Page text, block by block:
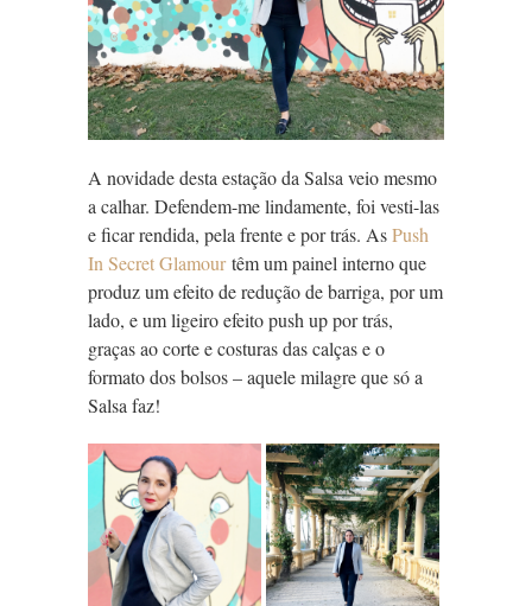
A novidade desta estação da Salsa veio mesmo
a calhar. Defendem-me lindamente, foi vesti-las
e ficar rendida, pela frente e por trás. AsPush
In Secret Glamourtêm um painel interno que
produz um efeito de redução de barriga, por um
lado, e um ligeiro efeito push up por trás,
graças ao corte e costuras das calças e o
formato dos bolsos – aquele milagre que só a
Salsa faz!